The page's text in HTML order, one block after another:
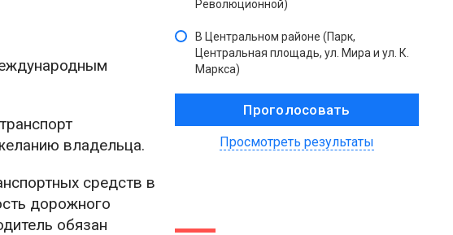
владельца.
средств в
дорожного
обязан
Революционной)
В Центральном районе (Парк,
Центральная площадь, ул. Мира и ул. К.
Маркса)
Просмотреть результаты